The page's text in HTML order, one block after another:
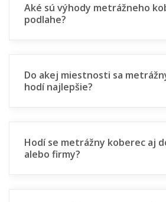
Aké sú výhody metrážneho
podlahe?
Do akej miestnosti sa
hodí najlepšie?
Hodí se metrážny koberec aj
alebo firmy?